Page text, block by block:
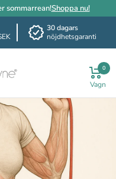
sommarrean!Shoppa nu!
30 dagars
nöjdhetsgaranti
0